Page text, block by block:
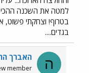
בטרוף! וצחקתי פשוט,
בגדים....
ה האברך
member